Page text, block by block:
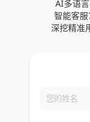
AI多语
智能客
深挖精准